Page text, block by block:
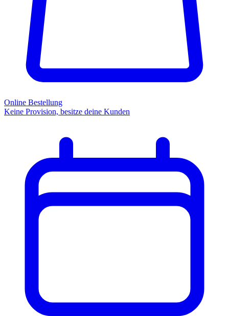
Online Bestellung
Keine Provision, besitze deine Kunden